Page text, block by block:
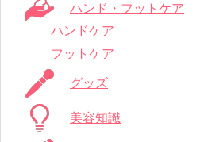
ハンド・フットケア
ハンドケア
フットケア
グッズ
美容知識